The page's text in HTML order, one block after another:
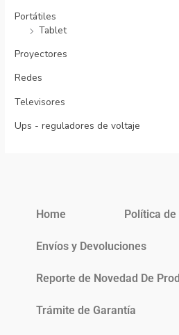
Portátiles
Tablet
Proyectores
Redes
Televisores
Ups - reguladores de voltaje
Home Política de
Envíos y Devoluciones
Reporte de Novedad De
Trámite de Garantía